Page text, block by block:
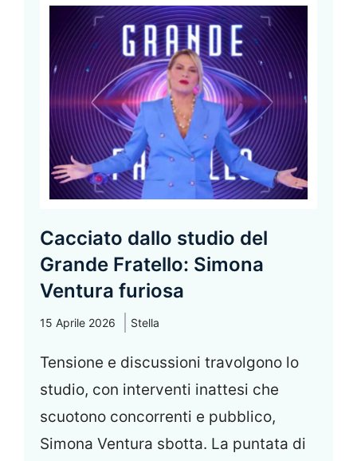
Cacciato dallo studio del
Grande Fratello: Simona
Ventura furiosa
15 Aprile 2026 Stella
Tensione e discussioni travolgono lo
studio, con interventi inattesi che
scuotono concorrenti e pubblico,
Simona Ventura sbotta. La puntata di